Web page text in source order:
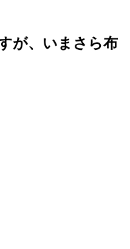
が、いまさら布